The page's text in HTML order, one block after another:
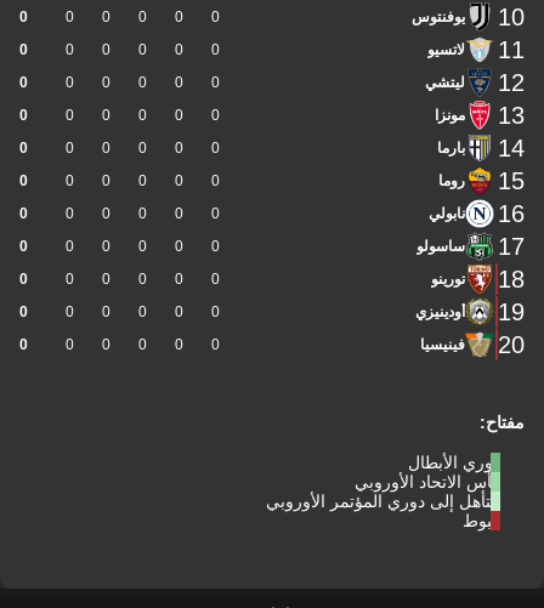
مفتاح:
دوري الأبطال
كأس الاتحاد الأوروبي
التأهل إلى دوري المؤتمر الأوروبي
هبوط
10 يوفنتوس 0
0
0
0
0
0
11 لاتسيو 0
0
0
0
0
0
12 ليتشي 0
0
0
0
0
0
13 مونزا 0
0
0
0
0
0
14 بارما 0
0
0
0
0
0
15 روما 0
0
0
0
0
0
16 نابولي 0
0
0
0
0
0
17 ساسولو 0
0
0
0
0
0
18 تورينو 0
0
0
0
0
0
19 أودينيزي 0
0
0
0
0
0
20 فينيسيا 0
0
0
0
0
0